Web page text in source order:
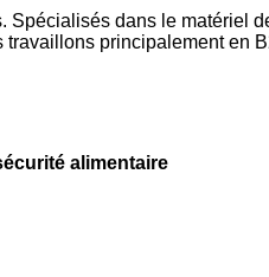
dans le matériel
principalement en
alimentaire